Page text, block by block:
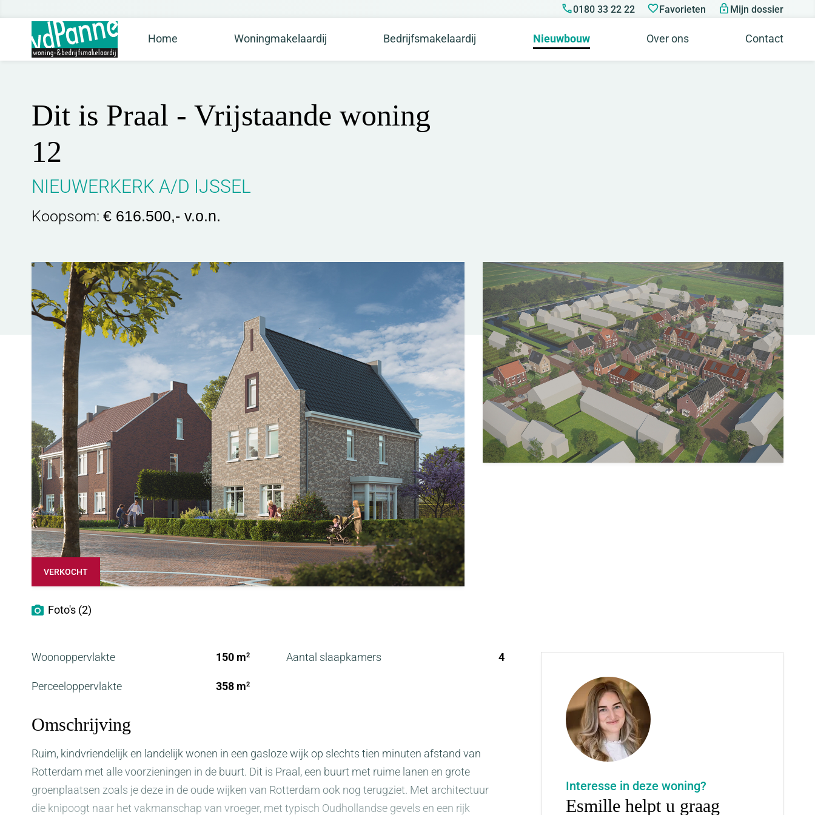
0180 33 22 22 Favorieten Mijn dossier
Home Woningmakelaardij Bedrijfsmakelaardij Nieuwbouw Over ons Contact
Dit is Praal - Vrijstaande woning
12
NIEUWERKERK A/D IJSSEL
Koopsom: € 616.500,- v.o.n.
VERKOCHT
Foto's (2)
Woonoppervlakte 150 m2
Perceeloppervlakte 358 m2
Aantal slaapkamers 4
Omschrijving
Ruim, kindvriendelijk en landelijk wonen in een gasloze wijk op slechts tien minuten afstand van
Rotterdam met alle voorzieningen in de buurt. Dit is Praal, een buurt met ruime lanen en grote
groenplaatsen zoals je deze in de oude wijken van Rotterdam ook nog terugziet. Met architectuur
die knipoogt naar het vakmanschap van vroeger, met typisch Oudhollandse gevels en een rijk
Interesse in deze woning?
Esmille helpt u graag